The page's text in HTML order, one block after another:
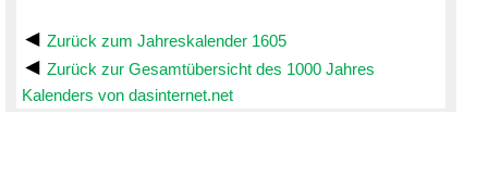
Zurück zum Jahreskalender 1605
Zurück zur Gesamtübersicht des 1000 Jahres
Kalenders von dasinternet.net